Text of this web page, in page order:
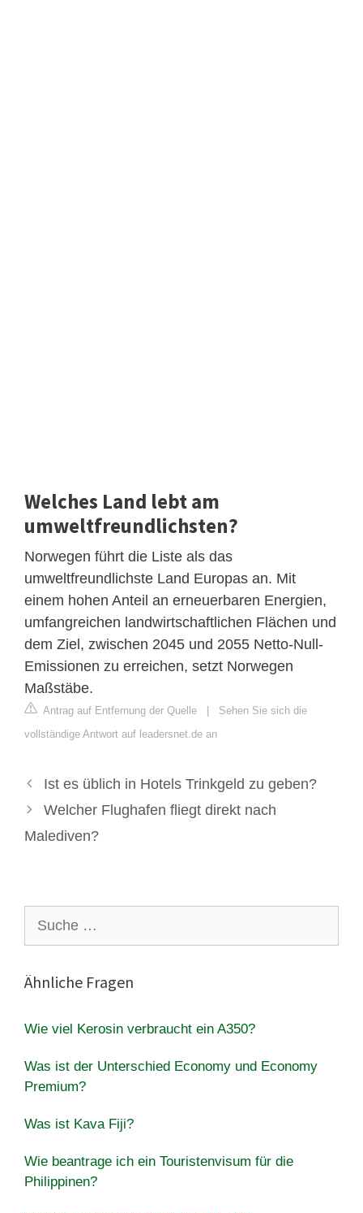
Welches Land lebt am
umweltfreundlichsten?
Norwegen führt die Liste als das
umweltfreundlichste Land Europas an. Mit
einem hohen Anteil an erneuerbaren Energien,
umfangreichen landwirtschaftlichen Flächen und
dem Ziel, zwischen 2045 und 2055 Netto-Null-
Emissionen zu erreichen, setzt Norwegen
Maßstäbe.
Antrag auf Entfernung der Quelle | Sehen Sie sich die
vollständige Antwort auf leadersnet.de an
Ist es üblich in Hotels Trinkgeld zu geben?
Welcher Flughafen fliegt direkt nach
Malediven?
nach:
Ähnliche Fragen
Wie viel Kerosin verbraucht ein A350?
Was ist der Unterschied Economy und Economy
Premium?
Was ist Kava Fiji?
Wie beantrage ich ein Touristenvisum für die
Philippinen?